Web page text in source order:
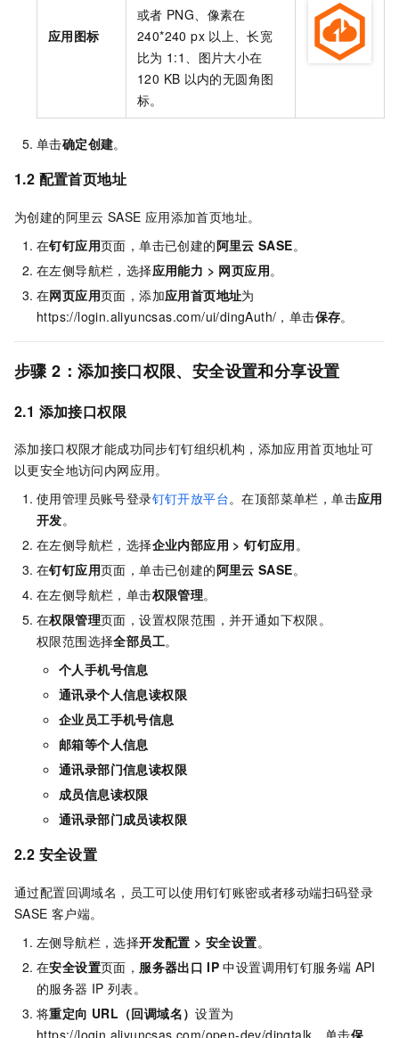
应用图标
或者 PNG、像素在
240*240 px 以上、长宽
比为 1:1、图片大小在
120 KB 以内的无圆角图
标。
单击确定创建。
1.2 配置首页地址
为创建的阿里云 SASE 应用添加首页地址。
在钉钉应用页面，单击已创建的阿里云 SASE。
在左侧导航栏，选择应用能力 > 网页应用。
在网页应用页面，添加应用首页地址为
https://login.aliyuncsas.com/ui/dingAuth/，单击保存。
步骤 2：添加接口权限、安全设置和分享设置
2.1 添加接口权限
添加接口权限才能成功同步钉钉组织机构，添加应用首页地址可
以更安全地访问内网应用。
使用管理员账号登录钉钉开放平台。在顶部菜单栏，单击应用
开发。
在左侧导航栏，选择企业内部应用 > 钉钉应用。
在钉钉应用页面，单击已创建的阿里云 SASE。
在左侧导航栏，单击权限管理。
在权限管理页面，设置权限范围，并开通如下权限。
权限范围选择全部员工。
个人手机号信息
通讯录个人信息读权限
企业员工手机号信息
邮箱等个人信息
通讯录部门信息读权限
成员信息读权限
通讯录部门成员读权限
2.2 安全设置
通过配置回调域名，员工可以使用钉钉账密或者移动端扫码登录
SASE 客户端。
左侧导航栏，选择开发配置 > 安全设置。
在安全设置页面， 服务器出口 IP 中设置调用钉钉服务端 API
的服务器 IP 列表。
将重定向 URL（回调域名）设置为